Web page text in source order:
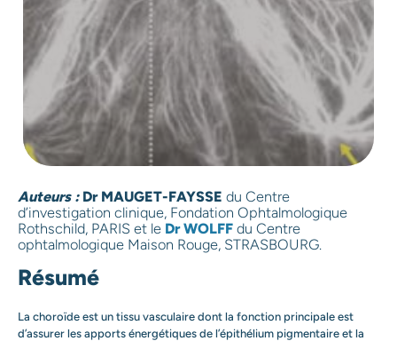
Auteurs : Dr MAUGET-FAYSSE du Centre
d’investigation clinique, Fondation Ophtalmologique
Rothschild, PARIS et le Dr WOLFF du Centre
ophtalmologique Maison Rouge, STRASBOURG.
Résumé
La choroïde est un tissu vasculaire dont la fonction principale est
d’assurer les apports énergétiques de l’épithélium pigmentaire et la